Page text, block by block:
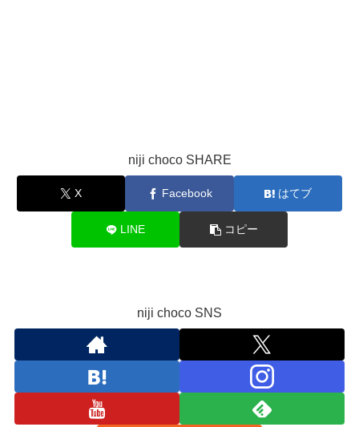
niji choco SHARE
X Facebook はてブ
LINE コピー
niji choco SNS